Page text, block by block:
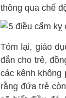
thông qua chế
Tóm lại, giáo
đắn cho trẻ,
các kênh không
rằng đứa trẻ